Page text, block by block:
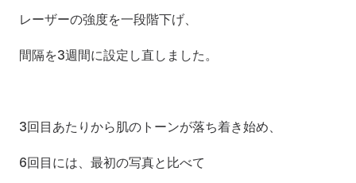
レーザーの強度を一段階下げ、
間隔を3週間に設定し直しました。
3回目あたりから肌のトーンが落ち着き始め、
6回目には、最初の写真と比べて